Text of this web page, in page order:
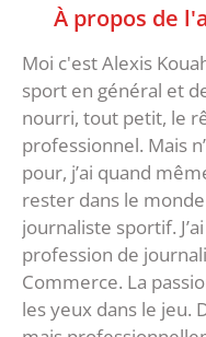
À propos de
Moi c'est Alexis
sport en général et
nourri, tout petit, le
professionnel. Mais
pour, j’ai quand
rester dans le
journaliste sportif.
profession de
Commerce. La
les yeux dans le jeu.